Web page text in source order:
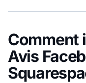
Comment
Avis